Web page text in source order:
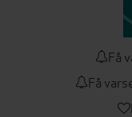
Få
Få